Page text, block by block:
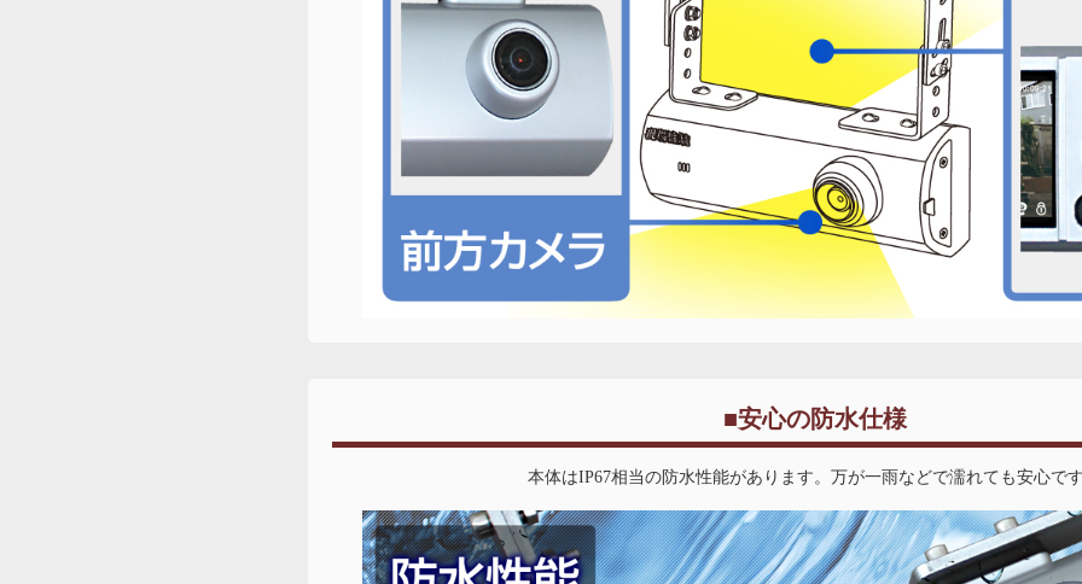
■安心の防水仕様
本体はIP67相当の防水性能があります。万が一雨などで濡れても安心で